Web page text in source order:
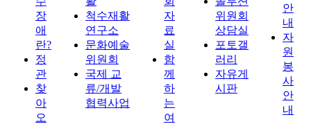
장
애
란?
정
관
찾
아
오
척수재활
연구소
문화예술
위원회
국제 교
류/개발
협력사업
자
료
실
함
께
하
는
여
위원회
상담실
포토갤
러리
자유게
시판
안
내
자
원
봉
사
안
내